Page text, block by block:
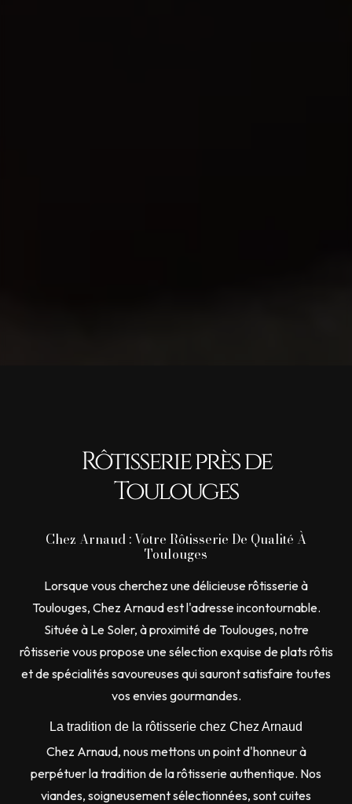
Rôtisserie près de
Toulouges
Chez Arnaud : Votre Rôtisserie De Qualité À
Toulouges
Lorsque vous cherchez une délicieuse rôtisserie à
Toulouges, Chez Arnaud est l'adresse incontournable.
Située à Le Soler, à proximité de Toulouges, notre
rôtisserie vous propose une sélection exquise de plats rôtis
et de spécialités savoureuses qui sauront satisfaire toutes
vos envies gourmandes.
La tradition de la rôtisserie chez Chez Arnaud
Chez Arnaud, nous mettons un point d'honneur à
perpétuer la tradition de la rôtisserie authentique. Nos
viandes, soigneusement sélectionnées, sont cuites